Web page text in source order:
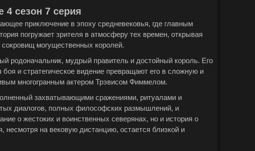
4 сезон 7 серия
приключение в эпоху средневековья, где главным
погружает зрителя в атмосферу тех времен, открывая
могущественных королей.
родоначальник, мудрый правитель и достойный король. Его
и стратегическое видение превращают его в сложную и
многогранным актером Трэвисом Фиммелом.
захватывающими сражениями, ритуалами и
диалогов, полных философских размышлений, и
о жестоких и воинственных северянах, но и история о
несмотря на вековую дистанцию, остается близкой и